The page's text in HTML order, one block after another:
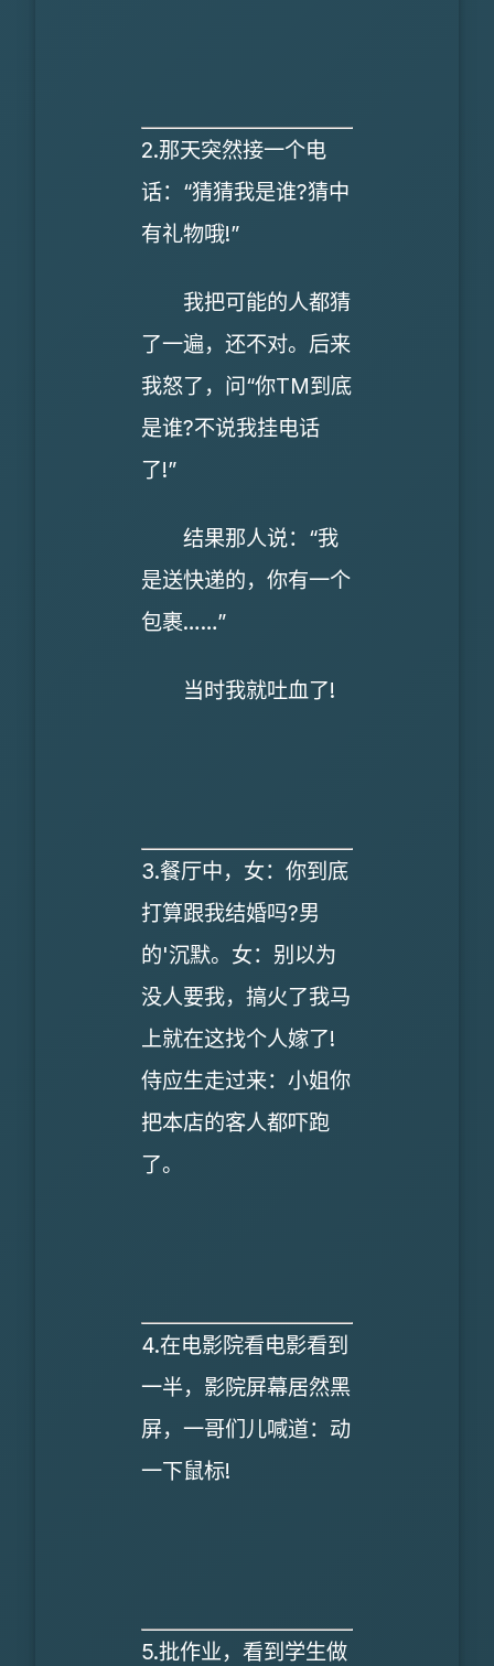
2.那天突然接一个电
话：“猜猜我是谁?猜中
有礼物哦!”
我把可能的人都猜
了一遍，还不对。后来
我怒了，问“你TM到底
是谁?不说我挂电话
了!”
结果那人说：“我
是送快递的，你有一个
包裹……”
当时我就吐血了!
3.餐厅中，女：你到底
打算跟我结婚吗?男
的'沉默。女：别以为
没人要我，搞火了我马
上就在这找个人嫁了!
侍应生走过来：小姐你
把本店的客人都吓跑
了。
4.在电影院看电影看到
一半，影院屏幕居然黑
屏，一哥们儿喊道：动
一下鼠标!
5.批作业，看到学生做